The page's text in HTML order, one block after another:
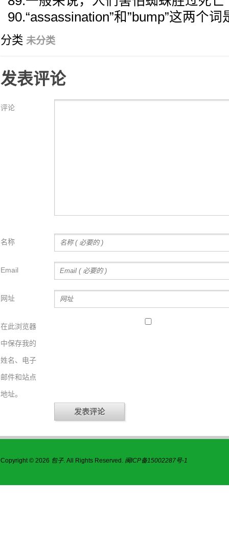
90.“assassination”和”bump”这两个
分类 未分类
发表评论
评论
名称
Email
网址
在此浏览器
中保存我的
姓名、电子
邮件和站点
地址。
Copyright © 2026 包子. All Rights Reserved. 闽ICP备15002287号-1